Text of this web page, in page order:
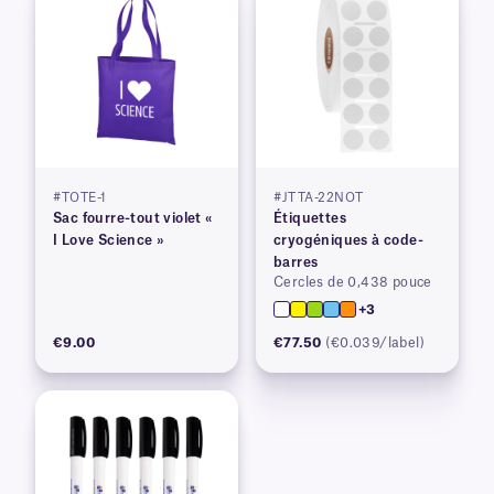
#TOTE-1
Sac fourre-tout violet «
I Love Science »
€9.00
#JTTA-22NOT
Étiquettes
cryogéniques à code-
barres
Cercles de 0,438 pouce
+3
€77.50 (€0.039/label)